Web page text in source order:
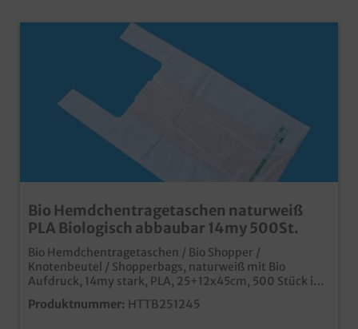
Bio Hemdchentragetaschen naturweiß
PLA Biologisch abbaubar 14my 500St.
Bio Hemdchentragetaschen / Bio Shopper /
Knotenbeutel / Shopperbags, naturweiß mit Bio
Aufdruck, 14my stark, PLA, 25+12x45cm, 500 Stück in
Biomaterial grüner Bio Aufdruck für die
Produktnummer: HTTB251245